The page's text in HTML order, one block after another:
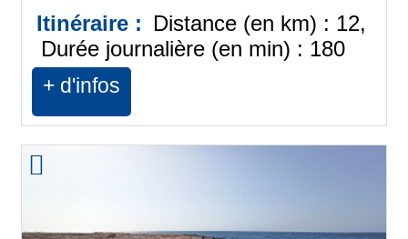
Itinéraire : Distance (en km) : 12
Durée journalière (en min) : 180
+ d'infos